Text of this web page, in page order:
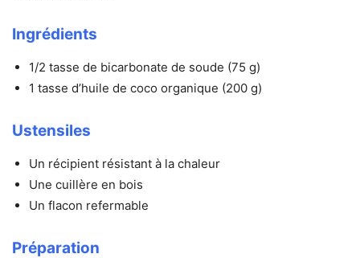
Ingrédients
1/2 tasse de bicarbonate de soude (75 g)
1 tasse d’huile de coco organique (200 g)
Ustensiles
Un récipient résistant à la chaleur
Une cuillère en bois
Un flacon refermable
Préparation